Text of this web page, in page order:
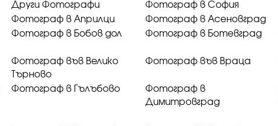
Други Фотографи Фотограф в София
Фотограф в Априлци Фотограф в Асеновград
Фотограф в Бобов дол Фотограф в Ботевград
Фотограф във Велико
Търново
Фотограф във Враца
Фотограф в Гълъбово
Фотограф в
Димитровград